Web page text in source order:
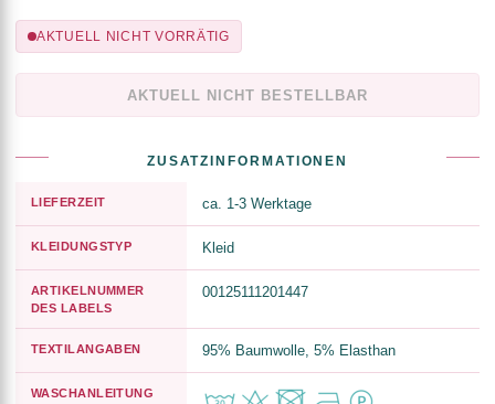
AKTUELL NICHT VORRÄTIG
AKTUELL NICHT BESTELLBAR
ZUSATZINFORMATIONEN
LIEFERZEIT ca. 1-3 Werktage
KLEIDUNGSTYP Kleid
ARTIKELNUMMER
DES LABELS
00125111201447
TEXTILANGABEN 95% Baumwolle, 5% Elasthan
WASCHANLEITUNG